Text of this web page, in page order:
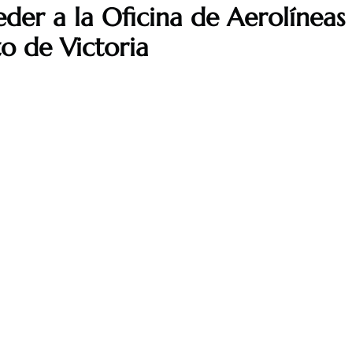
a la Oficina de Aerolíneas
de Victoria